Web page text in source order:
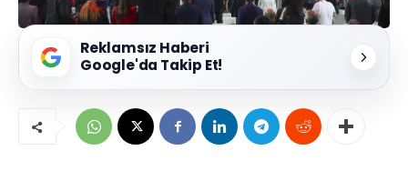
Reklamsız Haberi
Google'da Takip Et!